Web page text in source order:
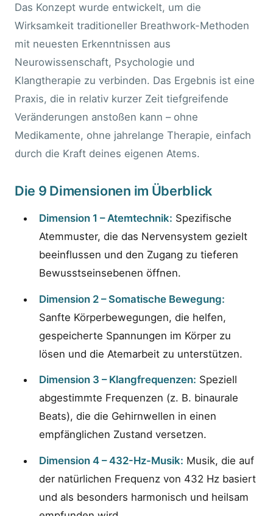
Das Konzept wurde entwickelt, um die
Wirksamkeit traditioneller Breathwork-Methoden
mit neuesten Erkenntnissen aus
Neurowissenschaft, Psychologie und
Klangtherapie zu verbinden. Das Ergebnis ist eine
Praxis, die in relativ kurzer Zeit tiefgreifende
Veränderungen anstoßen kann – ohne
Medikamente, ohne jahrelange Therapie, einfach
durch die Kraft deines eigenen Atems.
Die 9 Dimensionen im Überblick
Dimension 1 – Atemtechnik: Spezifische
Atemmuster, die das Nervensystem gezielt
beeinflussen und den Zugang zu tieferen
Bewusstseinsebenen öffnen.
Dimension 2 – Somatische Bewegung:
Sanfte Körperbewegungen, die helfen,
gespeicherte Spannungen im Körper zu
lösen und die Atemarbeit zu unterstützen.
Dimension 3 – Klangfrequenzen: Speziell
abgestimmte Frequenzen (z. B. binaurale
Beats), die die Gehirnwellen in einen
empfänglichen Zustand versetzen.
Dimension 4 – 432-Hz-Musik: Musik, die auf
der natürlichen Frequenz von 432 Hz basiert
und als besonders harmonisch und heilsam